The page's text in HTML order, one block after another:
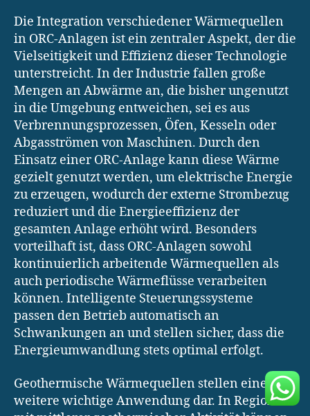
Die Integration verschiedener Wärmequellen
in ORC-Anlagen ist ein zentraler Aspekt, der die
Vielseitigkeit und Effizienz dieser Technologie
unterstreicht. In der Industrie fallen große
Mengen an Abwärme an, die bisher ungenutzt
in die Umgebung entweichen, sei es aus
Verbrennungsprozessen, Öfen, Kesseln oder
Abgasströmen von Maschinen. Durch den
Einsatz einer ORC-Anlage kann diese Wärme
gezielt genutzt werden, um elektrische Energie
zu erzeugen, wodurch der externe Strombezug
reduziert und die Energieeffizienz der
gesamten Anlage erhöht wird. Besonders
vorteilhaft ist, dass ORC-Anlagen sowohl
kontinuierlich arbeitende Wärmequellen als
auch periodische Wärmeflüsse verarbeiten
können. Intelligente Steuerungssysteme
passen den Betrieb automatisch an
Schwankungen an und stellen sicher, dass die
Energieumwandlung stets optimal erfolgt.
Geothermische Wärmequellen stellen eine
weitere wichtige Anwendung dar. In Regionen